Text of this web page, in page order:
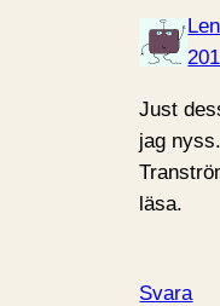
Just
jag
läsa.
Svara